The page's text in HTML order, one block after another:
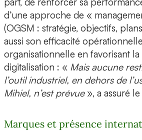
d’une approche de «
(OGSM : stratégie, objectifs,
aussi son efficacité
organisationnelle en favorisant la
digitalisation : « Mais aucune
l’outil industriel, en dehors de
Mihiel, n’est prévue», a assuré
Marques et présence